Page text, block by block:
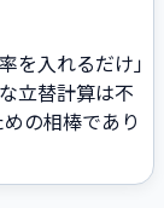
を入れるだけ」
立替計算は不
の相棒であり